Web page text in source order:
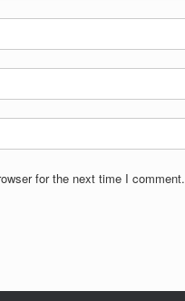
for the next time I comment.